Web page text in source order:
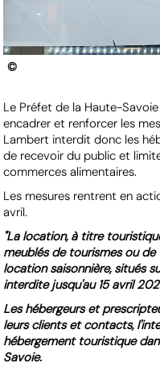
©
Le Préfet de la Haute-
encadrer et renforcer les
Lambert interdit donc les
de recevoir du public et
commerces alimentaires.
Les mesures rentrent en
avril.
"La location, à titre
meublés de tourismes ou
location saisonnière, situés
interdite jusqu'au 15 avril
Les hébergeurs et
leurs clients et contacts,
hébergement touristique
Savoie.